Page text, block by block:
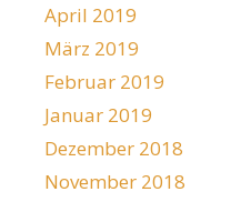
April 2019
März 2019
Februar 2019
Januar 2019
Dezember 2018
November 2018